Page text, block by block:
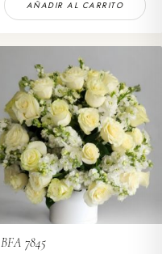
AÑADIR AL CARRITO
BFA 7845